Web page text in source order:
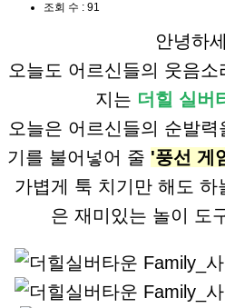
조회 수 : 91
안녕하
오늘도 어르신들의 웃음소
지는 더힐 실버
오늘은 어르신들의 순발
기를 불어넣어 줄 '풍선 게
가볍게 툭 치기만 해도 하
은 재미있는 놀이 도